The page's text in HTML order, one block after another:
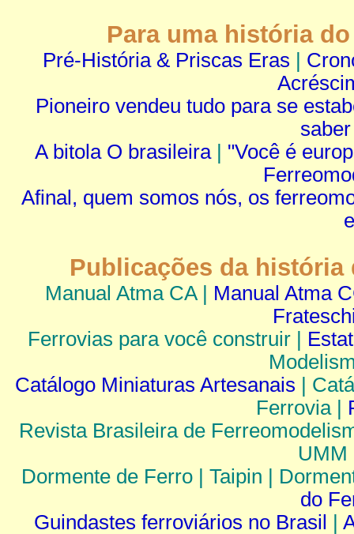
Para uma história
Pré-História & Priscas Eras
Pioneiro vendeu tudo para se
A bitola O brasileira| "Você é
Afinal, quem somos nós, os
Publicações da
Manual Atma CA | Manual Atma
Ferrovias para você construir |
Catálogo Miniaturas Artesanais |
Ferrovia |
Revista Brasileira de
UMM
Dormente de Ferro | Taipin |
do
Guindastes ferroviários no Brasil